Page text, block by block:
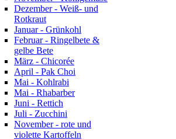
Dezember - Weiß- und
Rotkraut
Januar - Grünkohl
Februar - Ringelbete &
gelbe Bete
März - Chicorée
April - Pak Choi
Mai - Kohlrabi
Mai - Rhabarber
Juni - Rettich
Juli - Zucchini
November - rote und
violette Kartoffeln